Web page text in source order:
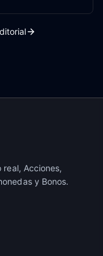
Acciones,
y Bonos.